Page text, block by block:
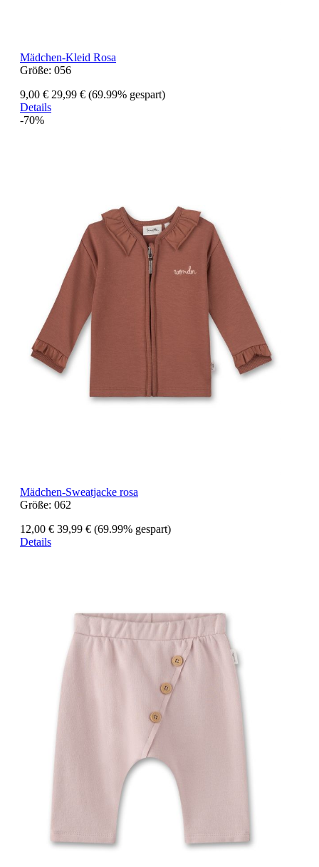
Mädchen-Kleid Rosa
Größe: 056
9,00 € 29,99 € (69.99% gespart)
Details
-70%
Mädchen-Sweatjacke rosa
Größe: 062
12,00 € 39,99 € (69.99% gespart)
Details